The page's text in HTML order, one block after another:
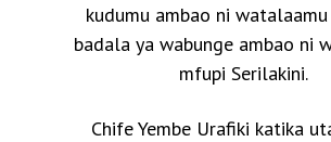
kudumu ambao ni
badala ya wabunge ambao ni
mfupi Serilakini.
Chife Yembe Urafiki katika